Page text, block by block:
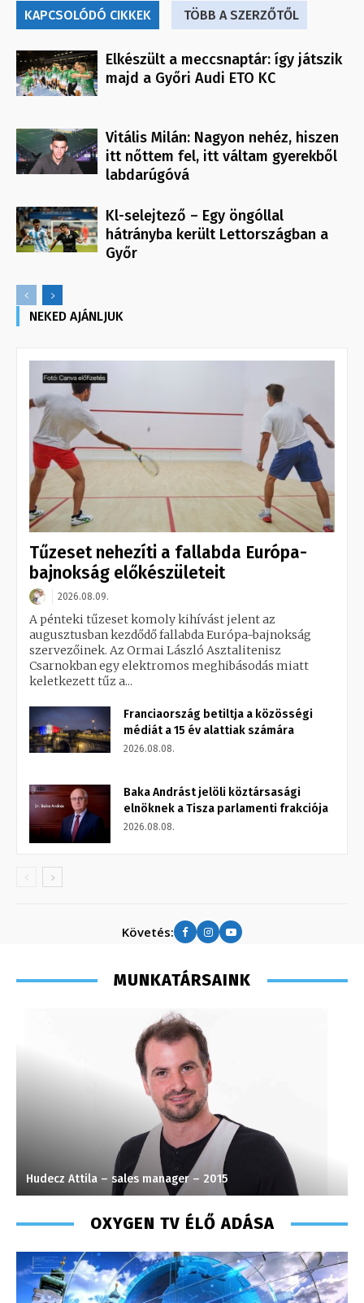
KAPCSOLÓDÓ CIKKEK TÖBB A SZERZŐTŐL
Elkészült a meccsnaptár: így játszik
majd a Győri Audi ETO KC
Vitális Milán: Nagyon nehéz, hiszen
itt nőttem fel, itt váltam gyerekből
labdarúgóvá
Kl-selejtező – Egy öngóllal
hátrányba került Lettországban a
Győr
NEKED AJÁNLJUK
Tűzeset nehezíti a fallabda Európa-
bajnokság előkészületeit
2026.08.09.
A pénteki tűzeset komoly kihívást jelent az
augusztusban kezdődő fallabda Európa-bajnokság
szervezőinek. Az Ormai László Asztalitenisz
Csarnokban egy elektromos meghibásodás miatt
keletkezett tűz a...
Franciaország betiltja a közösségi
médiát a 15 év alattiak számára
2026.08.08.
Baka Andrást jelöli köztársasági
elnöknek a Tisza parlamenti frakciója
2026.08.08.
Követés:
MUNKATÁRSAINK
Hudecz Attila – sales manager – 2015
OXYGEN TV ÉLŐ ADÁSA